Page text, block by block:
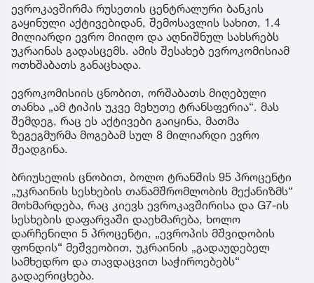
ევროკავშირმა რუსეთის ცენტრალური ბანკის
გაყინული აქტივებიდან, შემოსავლის სახით, 1.4
მილიარდი ევრო მიიღო და აღნიშნულ სახსრებს
უკრაინას გადასცემს. ამის შესახებ ევროკომისიამ
ოთხშაბათს განაცხადა.
ევროკომისიის ცნობით, ორშაბათს მიღებული
თანხა „ამ ტიპის უკვე მეხუთე ტრანსფერია“. მას
შემდეგ, რაც ეს აქტივები გაიყინა, მათმა
ზეგეგმურმა მოგებამ სულ 8 მილიარდი ევრო
შეადგინა.
ბრიუსელის ცნობით, ბოლო ტრანშის 95 პროცენტი
„უკრაინის სესხების თანამშრომლობის მექანიზმს“
მოხმარდება, რაც კიევს ევროკავშირისა და G7-ის
სესხების დაფარვაში დაეხმარება, ხოლო
დარჩენილი 5 პროცენტი, „ევროპის მშვიდობის
ფონდის“ მეშვეობით, უკრაინის „გადაუდებელ
სამხედრო და თავდაცვით საჭიროებებს“
გადაერიცხება.